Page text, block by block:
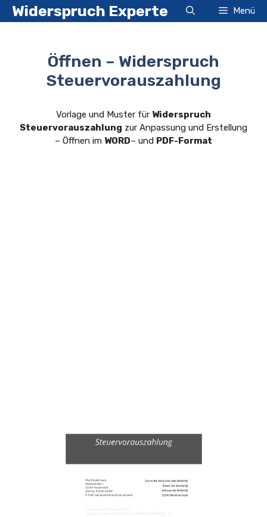
Zum
InhaltWiderspruch Experte Menü
Öffnen – Widerspruch
Steuervorauszahlung
Vorlage und Muster für Widerspruch
Steuervorauszahlung zur Anpassung und Erstellung
– Öffnen im WORD– und PDF-Format